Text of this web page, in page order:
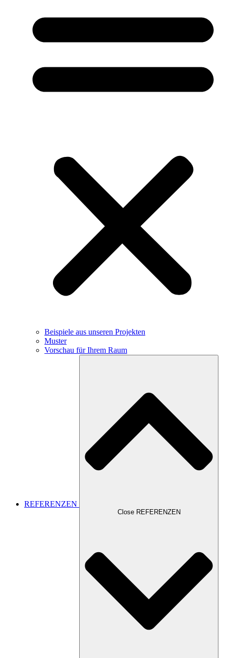
Beispiele aus unseren Projekten
Muster
Vorschau für Ihrem Raum
REFERENZEN
Close REFERENZEN